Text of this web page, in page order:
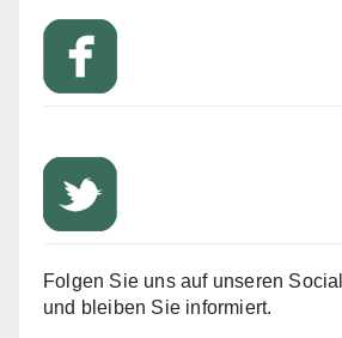
Folgen Sie uns auf unseren
und bleiben Sie informiert.